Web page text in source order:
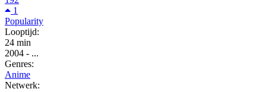
1
Popularity
Looptijd:
24 min
2004 - ...
Genres:
Anime
Netwerk: